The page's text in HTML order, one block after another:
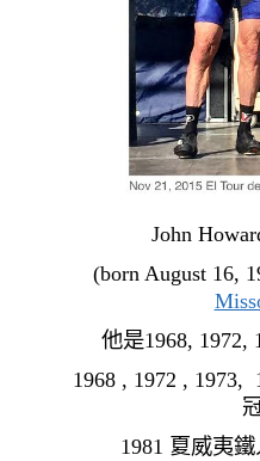
John
(born August 16,
他是1968, 1972,
1968 , 1972 , 1973,
1981 夏威夷